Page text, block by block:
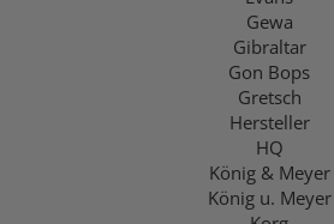
Gewa
Gibraltar
Gon Bops
Gretsch
Hersteller
HQ
König & Meyer
König u. Meyer